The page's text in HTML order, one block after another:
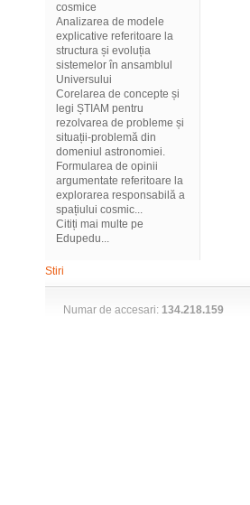
cosmice
Analizarea de modele
explicative referitoare la
structura și evoluția
sistemelor în ansamblul
Universului
Corelarea de concepte și
legi ȘTIAM pentru
rezolvarea de probleme și
situații-problemă din
domeniul astronomiei.
Formularea de opinii
argumentate referitoare la
explorarea responsabilă a
spațiului cosmic...
Citiți mai multe pe
Edupedu...
Stiri
Numar de accesari: 134.218.159